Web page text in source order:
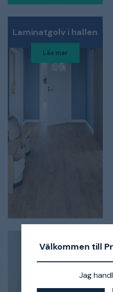
Välkommen till
Jag
Laminatgolv i hallen
Läs mer